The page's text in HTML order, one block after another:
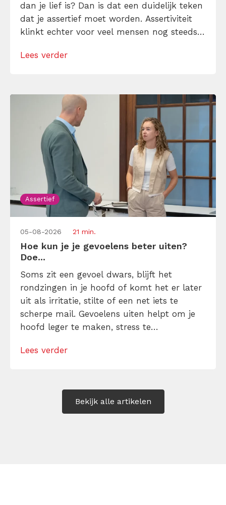
dan je lief is? Dan is dat een duidelijk teken
dat je assertief moet worden. Assertiviteit
klinkt echter voor veel mensen nog steeds
maar dat is niet zo. Assertiviteit draait juist
Lees verder
Assertief
05-08-2026 21 min.
Hoe kun je je gevoelens beter uiten?
Doe...
Soms zit een gevoel dwars, blijft het
rondzingen in je hoofd of komt het er later
uit als irritatie, stilte of een net iets te
scherpe mail. Gevoelens uiten helpt om je
hoofd leger te maken, stress te
Maar hoe doe je dat zonder drama, verwijt
Lees verder
Bekijk alle artikelen